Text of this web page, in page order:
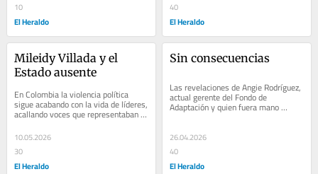
10
El Heraldo
40
El Heraldo
Mileidy Villada y el
Estado ausente
En Colombia la violencia política
sigue acabando con la vida de líderes,
acallando voces que representaban el
futuro del país y resquebrajando, de...
10.05.2026
30
El Heraldo
Sin consecuencias
Las revelaciones de Angie Rodríguez,
actual gerente del Fondo de
Adaptación y quien fuera mano
derecha del presidente Gustavo
26.04.2026
40
El Heraldo